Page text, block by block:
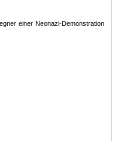
einer Neonazi-Demonstration